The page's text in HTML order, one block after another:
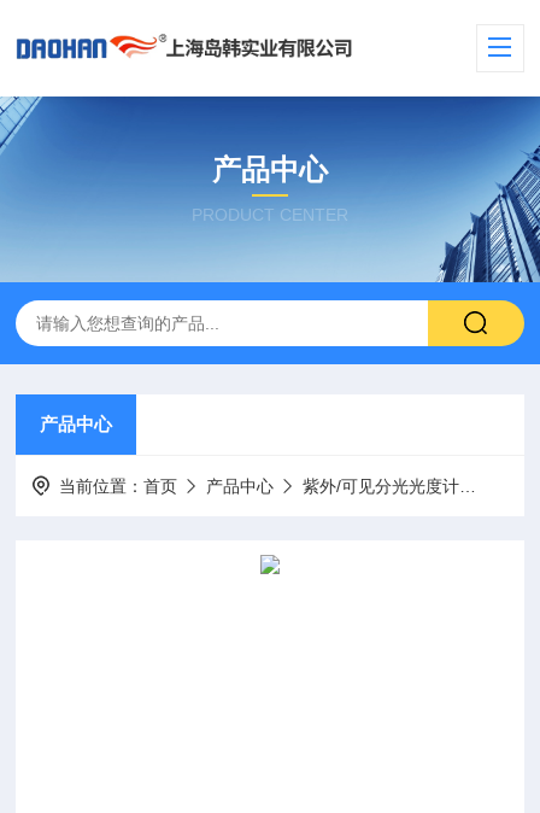
产品中心
PRODUCT CENTER
产品中心
当前位置：首页 产品中心 紫外/可见分光光度计